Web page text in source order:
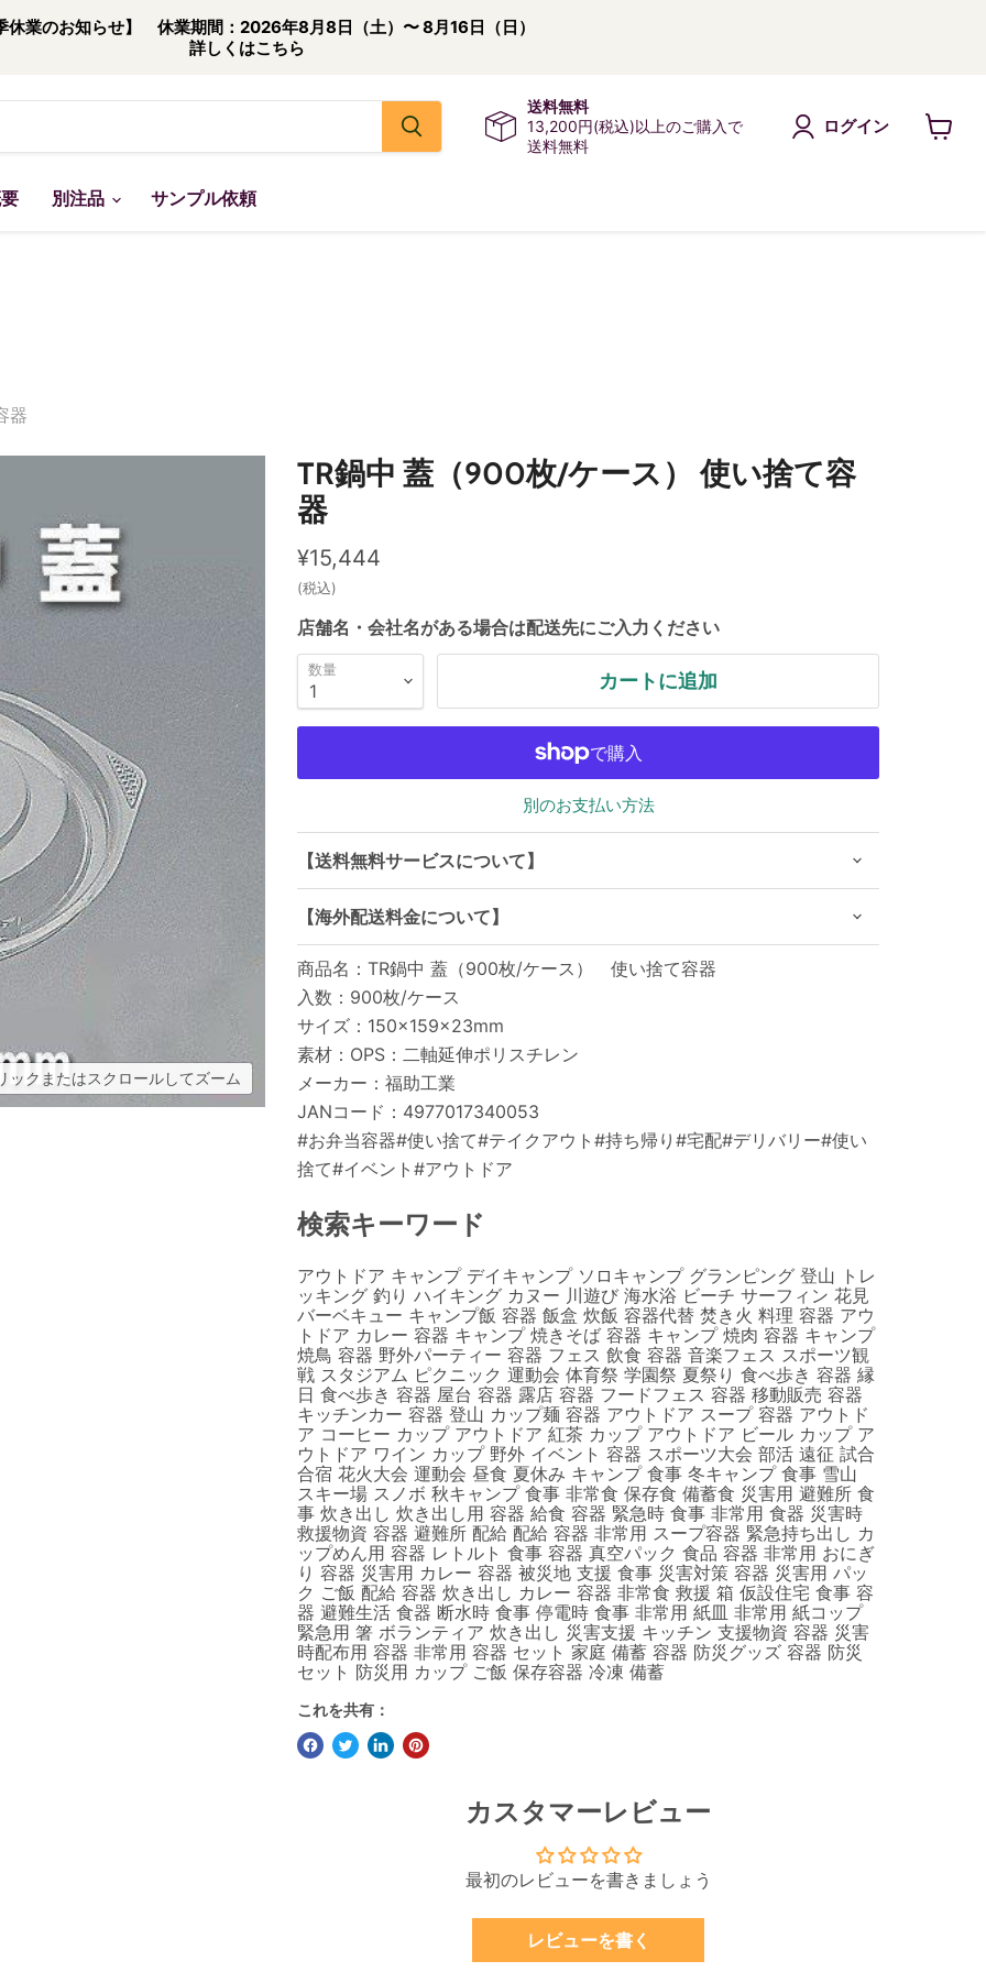
休業のお知らせ】 休業期間：2026年8月8日（土）〜 8月16日（日）
詳しくはこちら
送料無料
13,200円(税込)以上のご購入で
送料無料
ログイン
別注品 サンプル依頼
器
ックまたはスクロールしてズーム
TR鍋中 蓋（900枚/ケース） 使い捨て容
器
現在の価格
¥15,444
(税込)
店舗名・会社名がある場合は配送先にご入力ください
数量 カートに追加
別のお支払い方法
【送料無料サービスについて】
【海外配送料金について】
商品名：TR鍋中 蓋（900枚/ケース） 使い捨て容器
入数：900枚/ケース
サイズ：150×159×23mm
素材：OPS：二軸延伸ポリスチレン
メーカー：福助工業
JANコード：4977017340053
#お弁当容器#使い捨て#テイクアウト#持ち帰り#宅配#デリバリー#使い
捨て#イベント#アウトドア
検索キーワード
アウトドア キャンプ デイキャンプ ソロキャンプ グランピング 登山 トレ
ッキング 釣り ハイキング カヌー 川遊び 海水浴 ビーチ サーフィン 花見
バーベキュー キャンプ飯 容器 飯盒 炊飯 容器代替 焚き火 料理 容器 アウ
トドア カレー 容器 キャンプ 焼きそば 容器 キャンプ 焼肉 容器 キャンプ
焼鳥 容器 野外パーティー 容器 フェス 飲食 容器 音楽フェス スポーツ観
戦 スタジアム ピクニック 運動会 体育祭 学園祭 夏祭り 食べ歩き 容器 縁
日 食べ歩き 容器 屋台 容器 露店 容器 フードフェス 容器 移動販売 容器
キッチンカー 容器 登山 カップ麺 容器 アウトドア スープ 容器 アウトド
ア コーヒー カップ アウトドア 紅茶 カップ アウトドア ビール カップ ア
ウトドア ワイン カップ 野外 イベント 容器 スポーツ大会 部活 遠征 試合
合宿 花火大会 運動会 昼食 夏休み キャンプ 食事 冬キャンプ 食事 雪山
スキー場 スノボ 秋キャンプ 食事 非常食 保存食 備蓄食 災害用 避難所 食
事 炊き出し 炊き出し用 容器 給食 容器 緊急時 食事 非常用 食器 災害時
救援物資 容器 避難所 配給 配給 容器 非常用 スープ容器 緊急持ち出し カ
ップめん用 容器 レトルト 食事 容器 真空パック 食品 容器 非常用 おにぎ
り 容器 災害用 カレー 容器 被災地 支援 食事 災害対策 容器 災害用 パッ
ク ご飯 配給 容器 炊き出し カレー 容器 非常食 救援 箱 仮設住宅 食事 容
器 避難生活 食器 断水時 食事 停電時 食事 非常用 紙皿 非常用 紙コップ
緊急用 箸 ボランティア 炊き出し 災害支援 キッチン 支援物資 容器 災害
時配布用 容器 非常用 容器 セット 家庭 備蓄 容器 防災グッズ 容器 防災
セット 防災用 カップ ご飯 保存容器 冷凍 備蓄
これを共有：
カスタマーレビュー
最初のレビューを書きましょう
レビューを書く